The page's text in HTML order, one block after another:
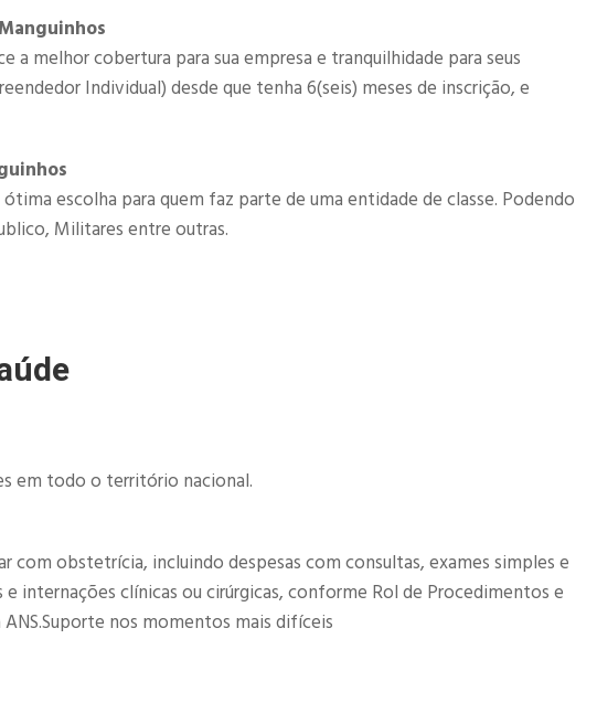
a melhor cobertura para sua empresa e tranquilhidade para seus
Individual) desde que tenha 6(seis) meses de inscrição, e
escolha para quem faz parte de uma entidade de classe. Podendo
Militares entre outras.
em todo o território nacional.
com obstetrícia, incluindo despesas com consultas, exames simples e
internações clínicas ou cirúrgicas, conforme Rol de Procedimentos e
nos momentos mais difíceis​